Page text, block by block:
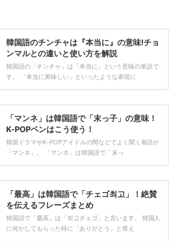
韓国語のチンチャは『本当に』の意味!チョ
ンマルとの違いと使い方を解説
韓国語の「チンチャ」は「本当に」という意味の単語で
す。 「本当に美味しい」といったような表現に
「マンネ」は韓国語で「末っ子」の意味！
K-POPペンはこう使う！
韓国ドラマやK-POPアイドルの間などでよく聞く単語が
「マンネ」。 「マンネ」は韓国語で「末っ
「最高」は韓国語で「チェゴ최고」！絶賛
を伝えるフレーズまとめ
韓国語で「最高」は「최고チェゴ」と言います。 韓国人
に何かしてもらった時に「ありがとう」と答え